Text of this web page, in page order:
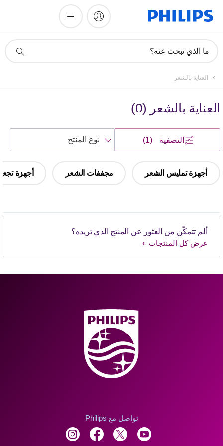
دعم
ما الذي تبحث عنه؟
العناية بالشعر
العناية بالشعر (
0
)
التصفية (1)
حسب
أجهزة تمليس الشعر مجففات الشعر أجهزة
ألم تتمكّن من العثور عن المنتج الذي تريده؟
عرض كل المنتجات
تواصل مع Philips